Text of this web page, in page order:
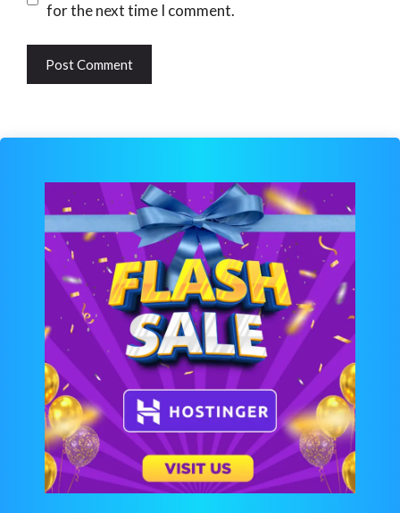
for the next time I comment.